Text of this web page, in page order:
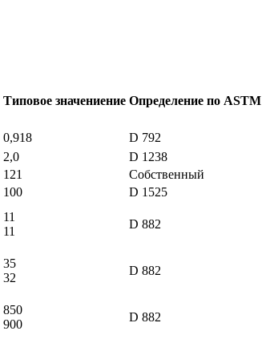
Типовое значениение Определение по ASTM
0,918
D 792
2,0
D 1238
121
Собственный
100
D 1525
11
11
D 882
35
32
D 882
850
900
D 882